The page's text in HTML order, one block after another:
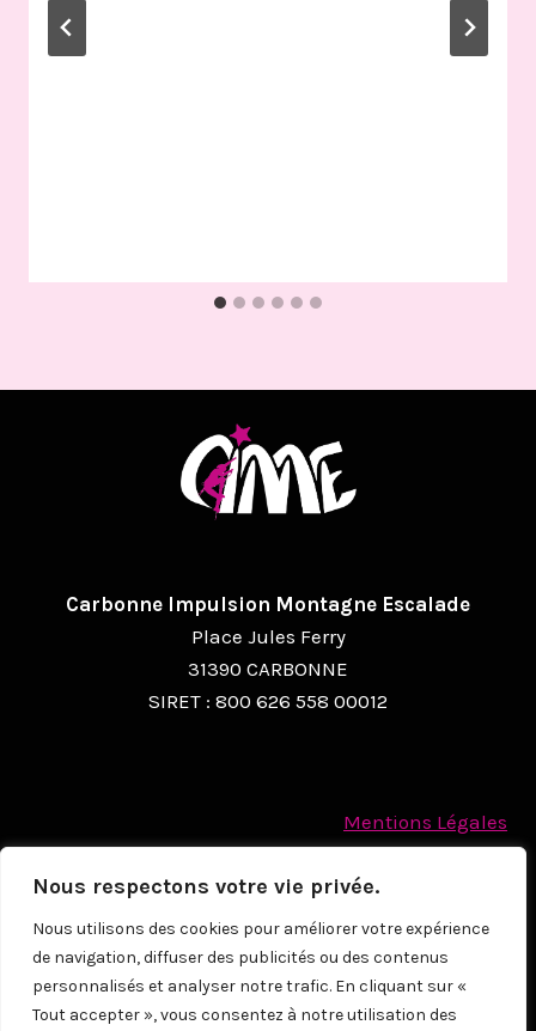
Nous respectons votre vie privée.
Nous utilisons des cookies pour améliorer votre expérience
de navigation, diffuser des publicités ou des contenus
personnalisés et analyser notre trafic. En cliquant sur «
Tout accepter », vous consentez à notre utilisation des
Carbonne Impulsion Montagne Escalade
Place Jules Ferry
31390 CARBONNE
SIRET : 800 626 558 00012
Mentions Légales
Politique des cookies
Protection des Données à caractère personnel
© 2026